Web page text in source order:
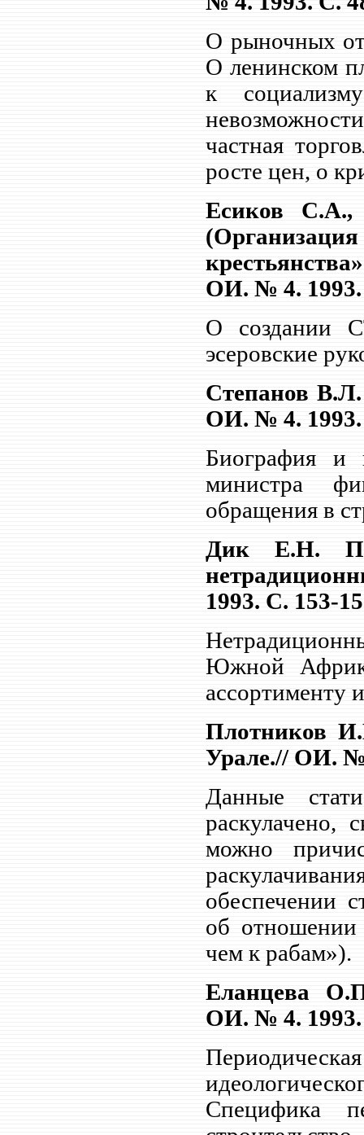
О рыночных
О ленинском
к
частная
росте цен, о
Есиков
ОИ. № 4. 1993.
О создании
эсеровские
Степанов
ОИ. № 4. 1993.
Биография и
министра
обращения в
Дик Е.Н.
1993. С. 153-
Южной
ассортименту
Плотников
Урале.// ОИ. №
Данные
раскулачено,
можно
обеспечении
об отношении
чем к рабам»).
Еланцева
ОИ. № 4. 1993.
Специфика